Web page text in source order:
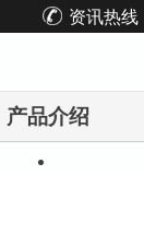
资讯热线
产品介绍